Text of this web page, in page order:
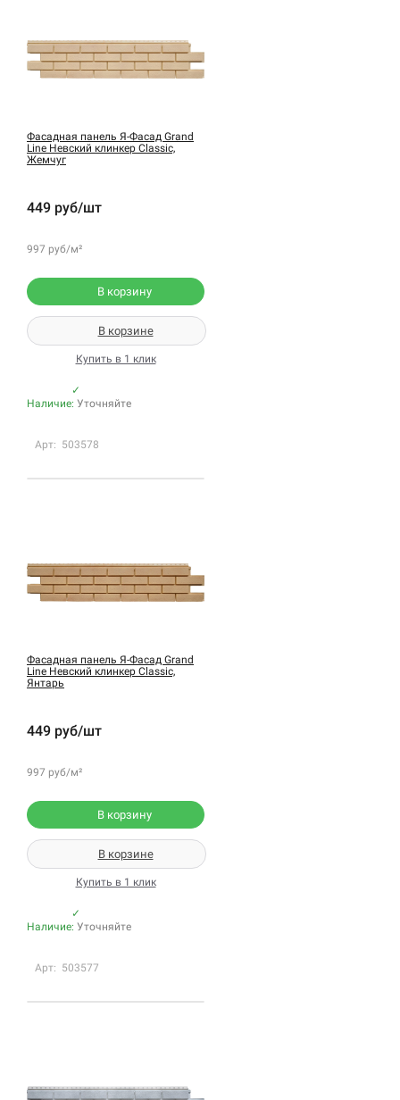
Фасадная панель Я-Фасад Grand
Line Невский клинкер Classic,
Жемчуг
449 руб/шт
997 руб/м²
В корзину
В корзине
Купить в 1 клик
✓
Наличие: Уточняйте
Арт: 503578
Фасадная панель Я-Фасад Grand
Line Невский клинкер Classic,
Янтарь
449 руб/шт
997 руб/м²
В корзину
В корзине
Купить в 1 клик
✓
Наличие: Уточняйте
Арт: 503577